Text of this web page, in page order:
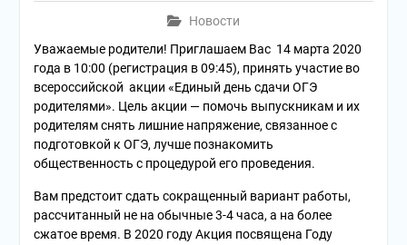
Новости
Уважаемые родители! Приглашаем Вас 14 марта 2020
года в 10:00 (регистрация в 09:45), принять участие во
всероссийской акции «Единый день сдачи ОГЭ
родителями». Цель акции — помочь выпускникам и их
родителям снять лишние напряжение, связанное с
подготовкой к ОГЭ, лучше познакомить
общественность с процедурой его проведения.
Вам предстоит сдать сокращенный вариант работы,
рассчитанный не на обычные 3-4 часа, а на более
сжатое время. В 2020 году Акция посвящена Году